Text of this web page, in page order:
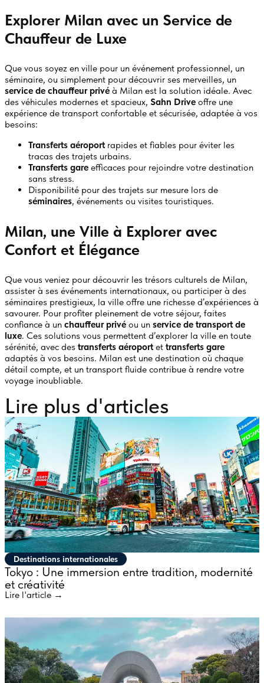
Explorer Milan avec un Service de
Chauffeur de Luxe
Que vous soyez en ville pour un événement professionnel, un
séminaire, ou simplement pour découvrir ses merveilles, un
service de chauffeur privé à Milan est la solution idéale. Avec
des véhicules modernes et spacieux, Sahn Drive offre une
expérience de transport confortable et sécurisée, adaptée à vos
besoins:
Transferts aéroport rapides et fiables pour éviter les
tracas des trajets urbains.
Transferts gare efficaces pour rejoindre votre destination
sans stress.
Disponibilité pour des trajets sur mesure lors de
séminaires, événements ou visites touristiques.
Milan, une Ville à Explorer avec
Confort et Élégance
Que vous veniez pour découvrir les trésors culturels de Milan,
assister à ses événements internationaux, ou participer à des
séminaires prestigieux, la ville offre une richesse d’expériences à
savourer. Pour profiter pleinement de votre séjour, faites
confiance à un chauffeur privé ou un service de transport de
luxe. Ces solutions vous permettent d’explorer la ville en toute
sérénité, avec des transferts aéroport et transferts gare
adaptés à vos besoins. Milan est une destination où chaque
détail compte, et un transport fluide contribue à rendre votre
voyage inoubliable.
Lire plus d'articles
Destinations internationales
Tokyo : Une immersion entre tradition, modernité
et créativité
Lire l'article →